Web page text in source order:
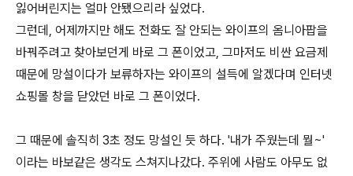
잃어버린지는 얼마 안됐으리라 싶었다.
그런데, 어제까지만 해도 전화도 잘 안되는 와이프의 옴니아팝을
바꿔주려고 찾아보던게 바로 그 폰이었고, 그마저도 비싼 요금제
때문에 망설이다가 보류하자는 와이프의 설득에 알겠다며 인터넷
쇼핑몰 창을 닫았던 바로 그 폰이었다.
그 때문에 솔직히 3초 정도 망설인 듯 하다. '내가 주웠는데 뭘~'
이라는 바보같은 생각도 스쳐지나갔다. 주위에 사람도 아무도 없